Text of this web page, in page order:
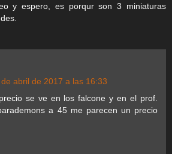
y espero, es porqur son 3 miniaturas
de abril de 2017 a las 16:33
se ve en los falcone y en el prof.
a 45 me parecen un precio